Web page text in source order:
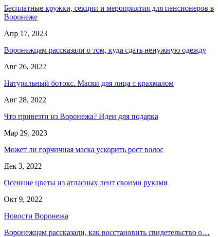
Бесплатные кружки, секции и мероприятия для пенсионеров в
Воронеже
Апр 17, 2023
Воронежцам рассказали о том, куда сдать ненужную одежду
Авг 26, 2022
Натуральный ботокс. Маски для лица с крахмалом
Авг 28, 2022
Что привезти из Воронежа? Идеи для подарка
Мар 29, 2023
Может ли горчичная маска ускорить рост волос
Дек 3, 2022
Осенние цветы из атласных лент своими руками
Окт 9, 2022
Новости Воронежа
Воронежцам рассказали, как восстановить свидетельство о…